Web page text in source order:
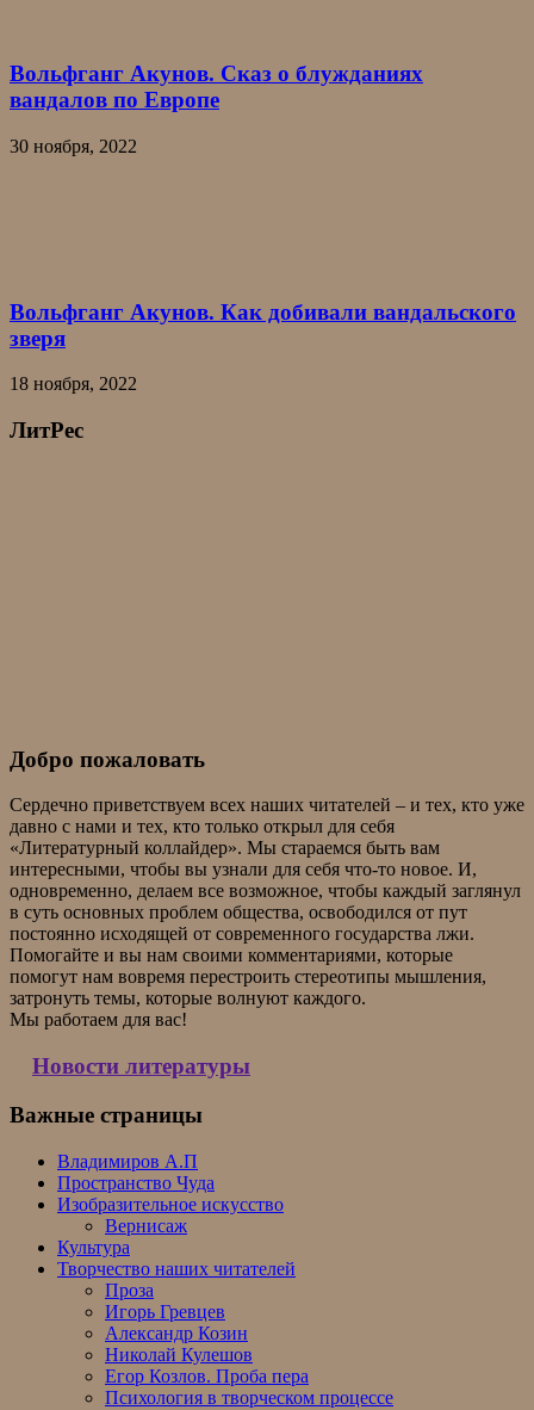
Вольфганг Акунов. Сказ о блужданиях
вандалов по Европе
30 ноября, 2022
Вольфганг Акунов. Как добивали вандальского
зверя
18 ноября, 2022
ЛитРес
Добро пожаловать
Сердечно приветствуем всех наших читателей – и тех, кто уже
давно с нами и тех, кто только открыл для себя
«Литературный коллайдер». Мы стараемся быть вам
интересными, чтобы вы узнали для себя что-то новое. И,
одновременно, делаем все возможное, чтобы каждый заглянул
в суть основных проблем общества, освободился от пут
постоянно исходящей от современного государства лжи.
Помогайте и вы нам своими комментариями, которые
помогут нам вовремя перестроить стереотипы мышления,
затронуть темы, которые волнуют каждого.
Мы работаем для вас!
Новости литературы
Важные страницы
Владимиров А.П
Пространство Чуда
Изобразительное искусство
Вернисаж
Культура
Творчество наших читателей
Проза
Игорь Гревцев
Александр Козин
Николай Кулешов
Егор Козлов. Проба пера
Психология в творческом процессе